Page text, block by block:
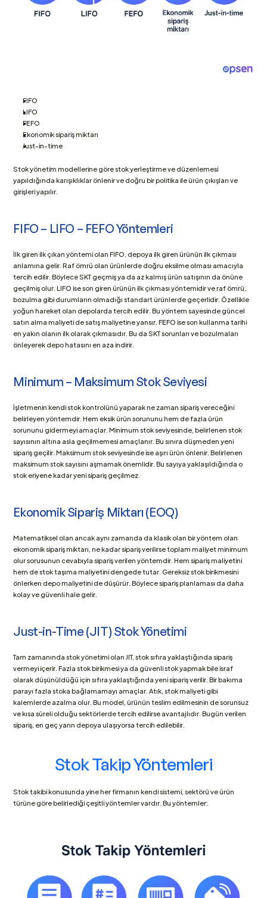
FIFO
LIFO
FEFO
Ekonomik sipariş miktarı
Just-in-time
Stok yönetim modellerine göre stok yerleştirme ve düzenlemesi
yapıldığında karışıklıklar önlenir ve doğru bir politika ile ürün çıkışları ve
girişleri yapılır.
FIFO – LIFO – FEFO Yöntemleri
İlk giren ilk çıkan yöntemi olan FIFO, depoya ilk giren ürünün ilk çıkması
anlamına gelir. Raf ömrü olan ürünlerde doğru eksilme olması amacıyla
tercih edilir. Böylece SKT geçmiş ya da az kalmış ürün satışının da önüne
geçilmiş olur. LIFO ise son giren ürünün ilk çıkması yöntemidir ve raf ömrü,
bozulma gibi durumların olmadığı standart ürünlerde geçerlidir. Özellikle
yoğun hareket olan depolarda tercih edilir. Bu yöntem sayesinde güncel
satın alma maliyeti de satış maliyetine yansır. FEFO ise son kullanma tarihi
en yakın olanın ilk olarak çıkmasıdır. Bu da SKT sorunları ve bozulmaları
önleyerek depo hatasını en aza indirir.
Minimum – Maksimum Stok Seviyesi
İşletmenin kendi stok kontrolünü yaparak ne zaman sipariş vereceğini
belirleyen yöntemdir. Hem eksik ürün sorununu hem de fazla ürün
sorununu gidermeyi amaçlar. Minimum stok seviyesinde, belirlenen stok
sayısının altına asla geçilmemesi amaçlanır. Bu sınıra düşmeden yeni
sipariş geçilir. Maksimum stok seviyesinde ise aşırı ürün önlenir. Belirlenen
maksimum stok sayısını aşmamak önemlidir. Bu sayıya yaklaşıldığında o
stok eriyene kadar yeni sipariş geçilmez.
Ekonomik Sipariş Miktarı (EOQ)
Matematiksel olan ancak aynı zamanda da klasik olan bir yöntem olan
ekonomik sipariş miktarı, ne kadar sipariş verilirse toplam maliyet minimum
olur sorusunun cevabıyla sipariş verilen yöntemdir. Hem sipariş maliyetini
hem de stok taşıma maliyetini dengede tutar. Gereksiz stok birikmesini
önlerken depo maliyetini de düşürür. Böylece sipariş planlaması da daha
kolay ve güvenli hale gelir.
Just-in-Time (JIT) Stok Yönetimi
Tam zamanında stok yönetimi olan JIT, stok sıfıra yaklaştığında sipariş
vermeyi içerir. Fazla stok birikmesi ya da güvenli stok yapmak bile israf
olarak düşünüldüğü için sıfıra yaklaştığında yeni sipariş verilir. Bir bakıma
parayı fazla stoka bağlamamayı amaçlar. Atık, stok maliyeti gibi
kalemlerde azalma olur. Bu model, ürünün teslim edilmesinin de sorunsuz
ve kısa süreli olduğu sektörlerde tercih edilirse avantajlıdır. Bugün verilen
sipariş, en geç yarın depoya ulaşıyorsa tercih edilebilir.
Stok Takip Yöntemleri
Stok takibi konusunda yine her firmanın kendi sistemi, sektörü ve ürün
türüne göre belirlediği çeşitli yöntemler vardır. Bu yöntemler: